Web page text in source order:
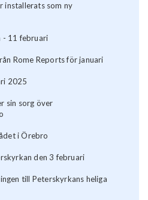
installerats som ny
- 11 februari
Rome Reports för januari
2025
sin sorg över
i Örebro
den 3 februari
till Peterskyrkans heliga